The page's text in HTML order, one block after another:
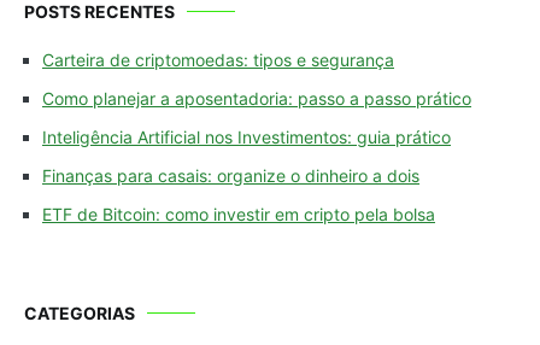
POSTS RECENTES
Carteira de criptomoedas: tipos e segurança
Como planejar a aposentadoria: passo a passo prático
Inteligência Artificial nos Investimentos: guia prático
Finanças para casais: organize o dinheiro a dois
ETF de Bitcoin: como investir em cripto pela bolsa
CATEGORIAS